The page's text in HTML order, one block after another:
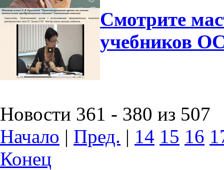
Смотрите
учебников
Новости 361 - 380 из 507
Начало | Пред. | 14 15 16
Конец